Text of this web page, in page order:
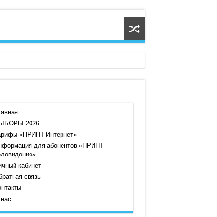
2026
«ПРИНТ Интернет»
для абонентов «ПРИНТ-
кабинет
связь